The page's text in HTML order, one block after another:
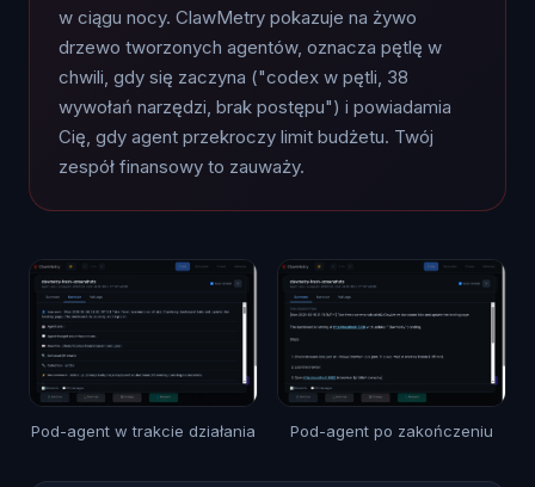
w ciągu nocy. ClawMetry pokazuje na żywo
drzewo tworzonych agentów, oznacza pętlę w
chwili, gdy się zaczyna ("codex w pętli, 38
wywołań narzędzi, brak postępu") i powiadamia
Cię, gdy agent przekroczy limit budżetu. Twój
zespół finansowy to zauważy.
Pod-agent w trakcie działania Pod-agent po zakończeniu